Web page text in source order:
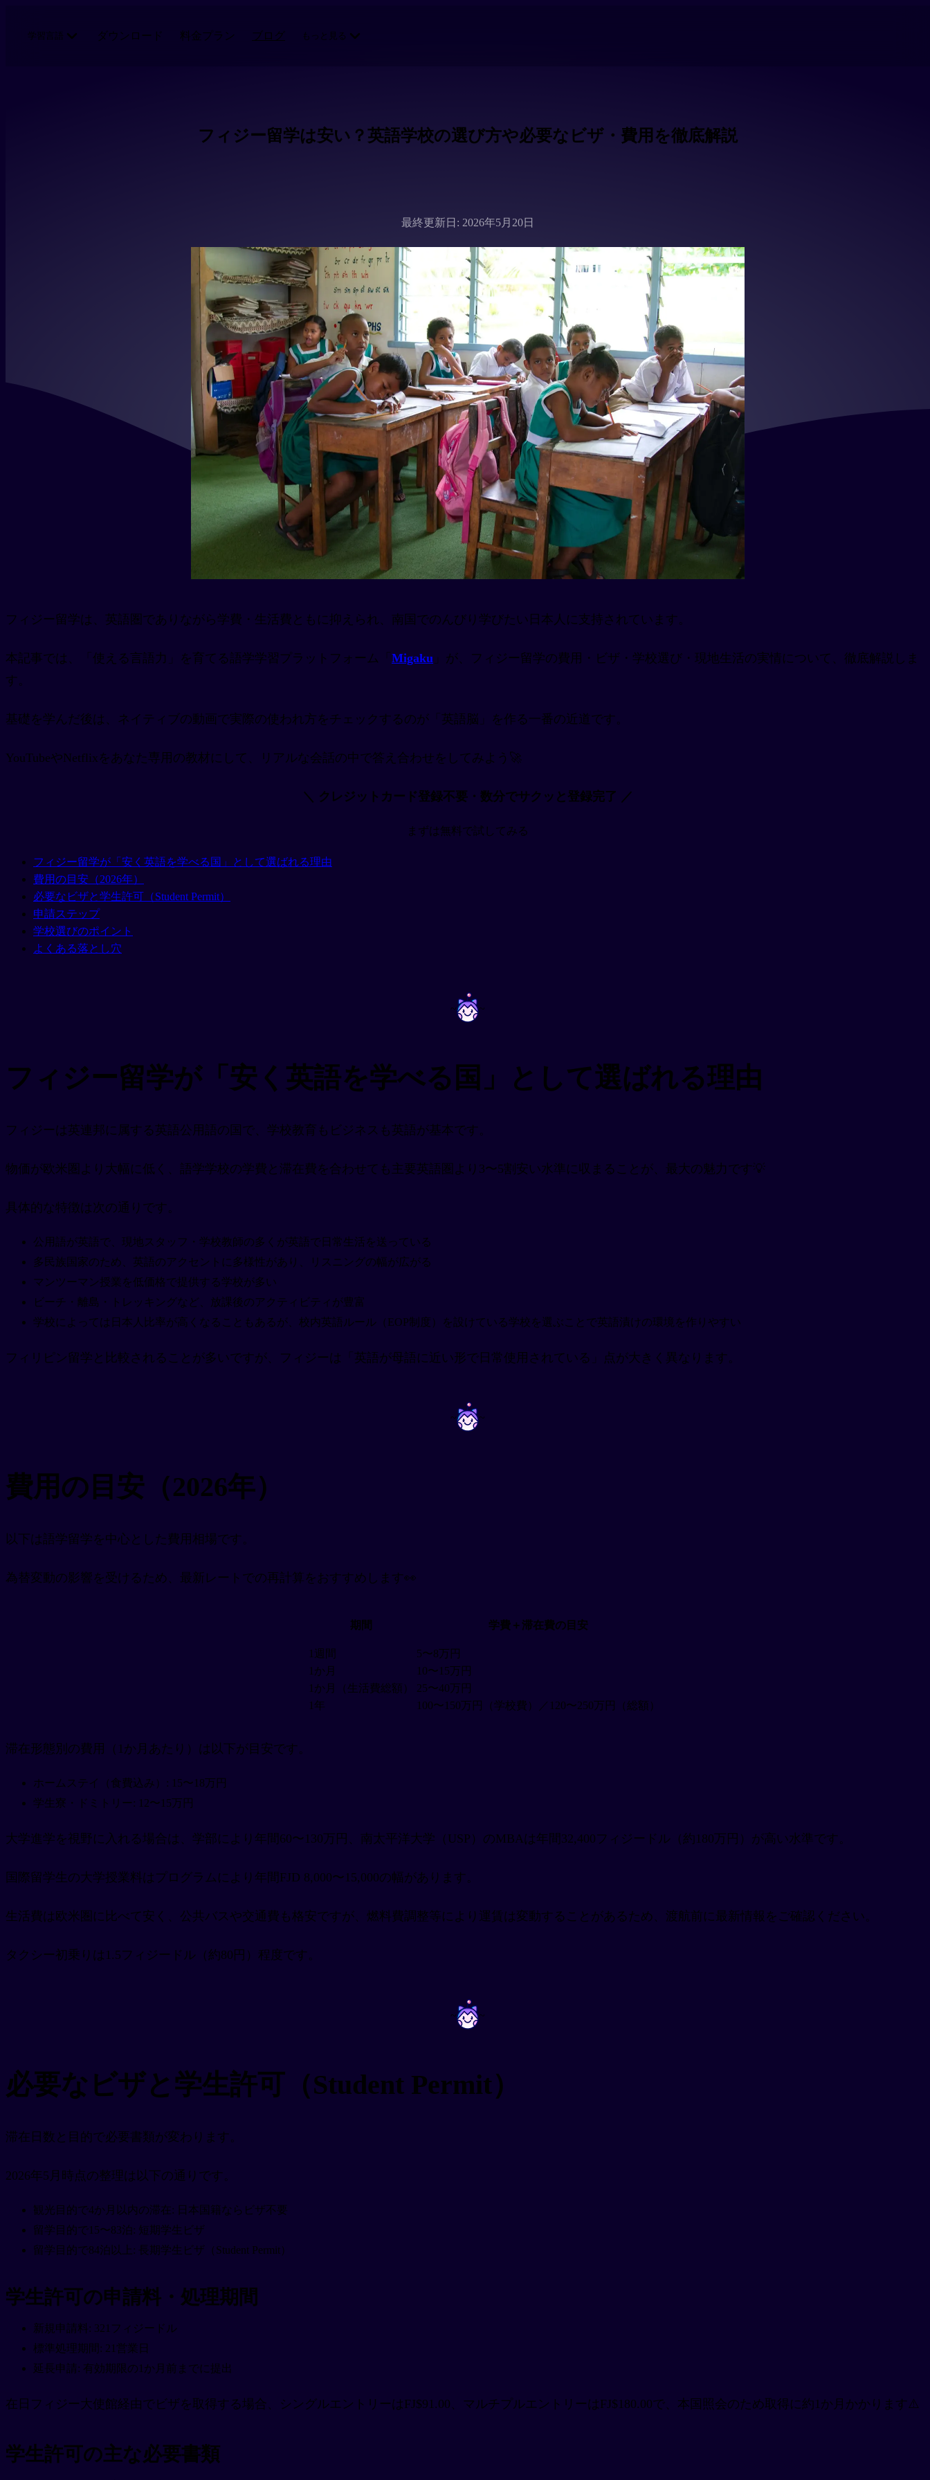
学習言語 ダウンロード 料金プラン ブログ もっと見る
フィジー留学は安い？英語学校の選び方や必要なビザ・費用を徹底解説
最終更新日: 2026年5月20日
フィジー留学は、英語圏でありながら学費・生活費ともに抑えられ、南国でのんびり学びたい日本人に支持されています。
本記事では、「使える言語力」を育てる語学学習プラットフォーム「 Migaku 」が、フィジー留学の費用・ビザ・学校選び・現地生活の実情について、徹底解説しま
す。
基礎を学んだ後は、ネイティブの動画で実際の使われ方をチェックするのが「英語脳」を作る一番の近道です。
YouTubeやNetflixをあなた専用の教材にして、リアルな会話の中で答え合わせをしてみよう🚀
＼ クレジットカード登録不要・数分でサクッと登録完了 ／
まずは無料で試してみる
フィジー留学が「安く英語を学べる国」として選ばれる理由
費用の目安（2026年）
必要なビザと学生許可（Student Permit）
申請ステップ
学校選びのポイント
よくある落とし穴
~ ~
フィジー留学が「安く英語を学べる国」として選ばれる理由
フィジーは英連邦に属する英語公用語の国で、学校教育もビジネスも英語が基本です。
物価が欧米圏より大幅に低く、語学学校の学費と滞在費を合わせても主要英語圏より3〜5割安い水準に収まることが、最大の魅力です💡
具体的な特徴は次の通りです。
公用語が英語で、現地スタッフ・学校教師の多くが英語で日常生活を送っている
多民族国家のため、英語のアクセントに多様性があり、リスニングの幅が広がる
マンツーマン授業を低価格で提供する学校が多い
ビーチ・離島・トレッキングなど、放課後のアクティビティが豊富
学校によっては日本人比率が高くなることもあるが、校内英語ルール（EOP制度）を設けている学校を選ぶことで英語漬けの環境を作りやすい
フィリピン留学と比較されることが多いですが、フィジーは「英語が母語に近い形で日常使用されている」点が大きく異なります。
~ ~
費用の目安（2026年）
以下は語学留学を中心とした費用相場です。
為替変動の影響を受けるため、最新レートでの再計算をおすすめします👀
期間 学費＋滞在費の目安
1週間
5〜8万円
1か月
10〜15万円
1か月（生活費総額）
25〜40万円
1年
100〜150万円（学校費）／120〜250万円（総額）
滞在形態別の費用（1か月あたり）は以下が目安です。
ホームステイ（食費込み）: 15〜18万円
学生寮・ドミトリー: 12〜15万円
大学進学を視野に入れる場合は、学部により年間60〜130万円、南太平洋大学（USP）のMBAは年間32,400フィジードル（約180万円）が高い水準です。
国際留学生の大学授業料はプログラムにより年間FJD 8,000〜15,000の幅があります。
生活費は欧米圏に比べて安く、公共バスや交通費も格安ですが、燃料費調整等により運賃は変動することがあるため、渡航前に最新情報をご確認ください。
タクシー初乗りは1.5フィジードル（約80円）程度です。
~ ~
必要なビザと学生許可（Student Permit）
滞在日数と目的で必要書類が変わります。
2026年5月時点の整理は以下の通りです。
観光目的で4か月以内の滞在: 日本国籍ならビザ不要
留学目的で15〜83泊: 短期学生ビザ
留学目的で84泊以上: 長期学生ビザ（Student Permit）
学生許可の申請料・処理期間
新規申請料: 321フィジードル
標準処理期間: 21営業日
延長申請: 有効期限の1か月前までに提出
在日フィジー大使館経由でビザを取得する場合、シングルエントリーはFJ$91.00、マルチプルエントリーはFJ$180.00で、本国照会のため取得に約1か月かかります⚠️
学生許可の主な必要書類